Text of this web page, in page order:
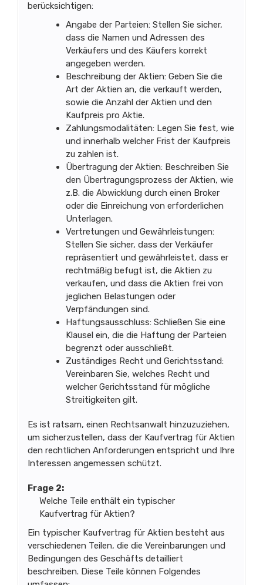
berücksichtigen:
Angabe der Parteien: Stellen Sie sicher,
dass die Namen und Adressen des
Verkäufers und des Käufers korrekt
angegeben werden.
Beschreibung der Aktien: Geben Sie die
Art der Aktien an, die verkauft werden,
sowie die Anzahl der Aktien und den
Kaufpreis pro Aktie.
Zahlungsmodalitäten: Legen Sie fest, wie
und innerhalb welcher Frist der Kaufpreis
zu zahlen ist.
Übertragung der Aktien: Beschreiben Sie
den Übertragungsprozess der Aktien, wie
z.B. die Abwicklung durch einen Broker
oder die Einreichung von erforderlichen
Unterlagen.
Vertretungen und Gewährleistungen:
Stellen Sie sicher, dass der Verkäufer
repräsentiert und gewährleistet, dass er
rechtmäßig befugt ist, die Aktien zu
verkaufen, und dass die Aktien frei von
jeglichen Belastungen oder
Verpfändungen sind.
Haftungsausschluss: Schließen Sie eine
Klausel ein, die die Haftung der Parteien
begrenzt oder ausschließt.
Zuständiges Recht und Gerichtsstand:
Vereinbaren Sie, welches Recht und
welcher Gerichtsstand für mögliche
Streitigkeiten gilt.
Es ist ratsam, einen Rechtsanwalt hinzuzuziehen,
um sicherzustellen, dass der Kaufvertrag für Aktien
den rechtlichen Anforderungen entspricht und Ihre
Interessen angemessen schützt.
Frage 2:
Welche Teile enthält ein typischer
Kaufvertrag für Aktien?
Ein typischer Kaufvertrag für Aktien besteht aus
verschiedenen Teilen, die die Vereinbarungen und
Bedingungen des Geschäfts detailliert
beschreiben. Diese Teile können Folgendes